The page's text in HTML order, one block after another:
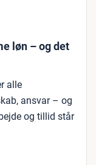
løn – og det
alle
ansvar – og
og tillid står